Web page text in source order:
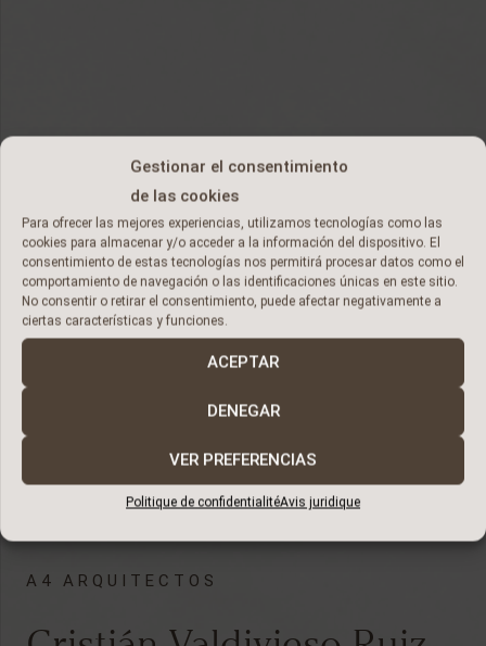
Gestionar el consentimiento
de las cookies
Para ofrecer las mejores experiencias, utilizamos tecnologías como las
cookies para almacenar y/o acceder a la información del dispositivo. El
consentimiento de estas tecnologías nos permitirá procesar datos como el
comportamiento de navegación o las identificaciones únicas en este sitio.
No consentir o retirar el consentimiento, puede afectar negativamente a
ciertas características y funciones.
ACEPTAR
DENEGAR
VER PREFERENCIAS
Politique de confidentialitéAvis juridique
A4 ARQUITECTOS